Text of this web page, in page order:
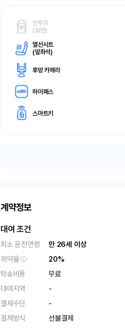
썬루프
(일반)
열선시트
(앞좌석)
후방 카메라
하이패스
스마트키
계약정보
대여 조건
최소 운전연령
만 26세 이상
위약율
20%
탁송비용
무료
대여지역
-
결제수단
-
결제방식
선불결제